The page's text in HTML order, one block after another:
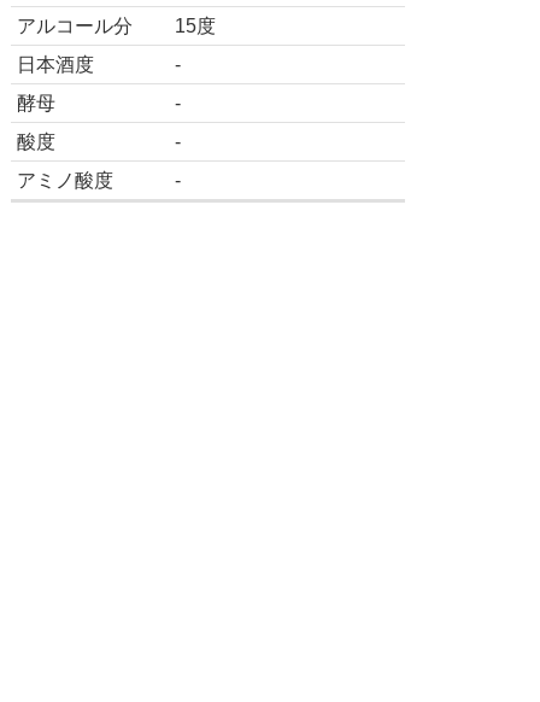
アルコール分
15度
日本酒度
-
酵母
-
酸度
-
アミノ酸度
-